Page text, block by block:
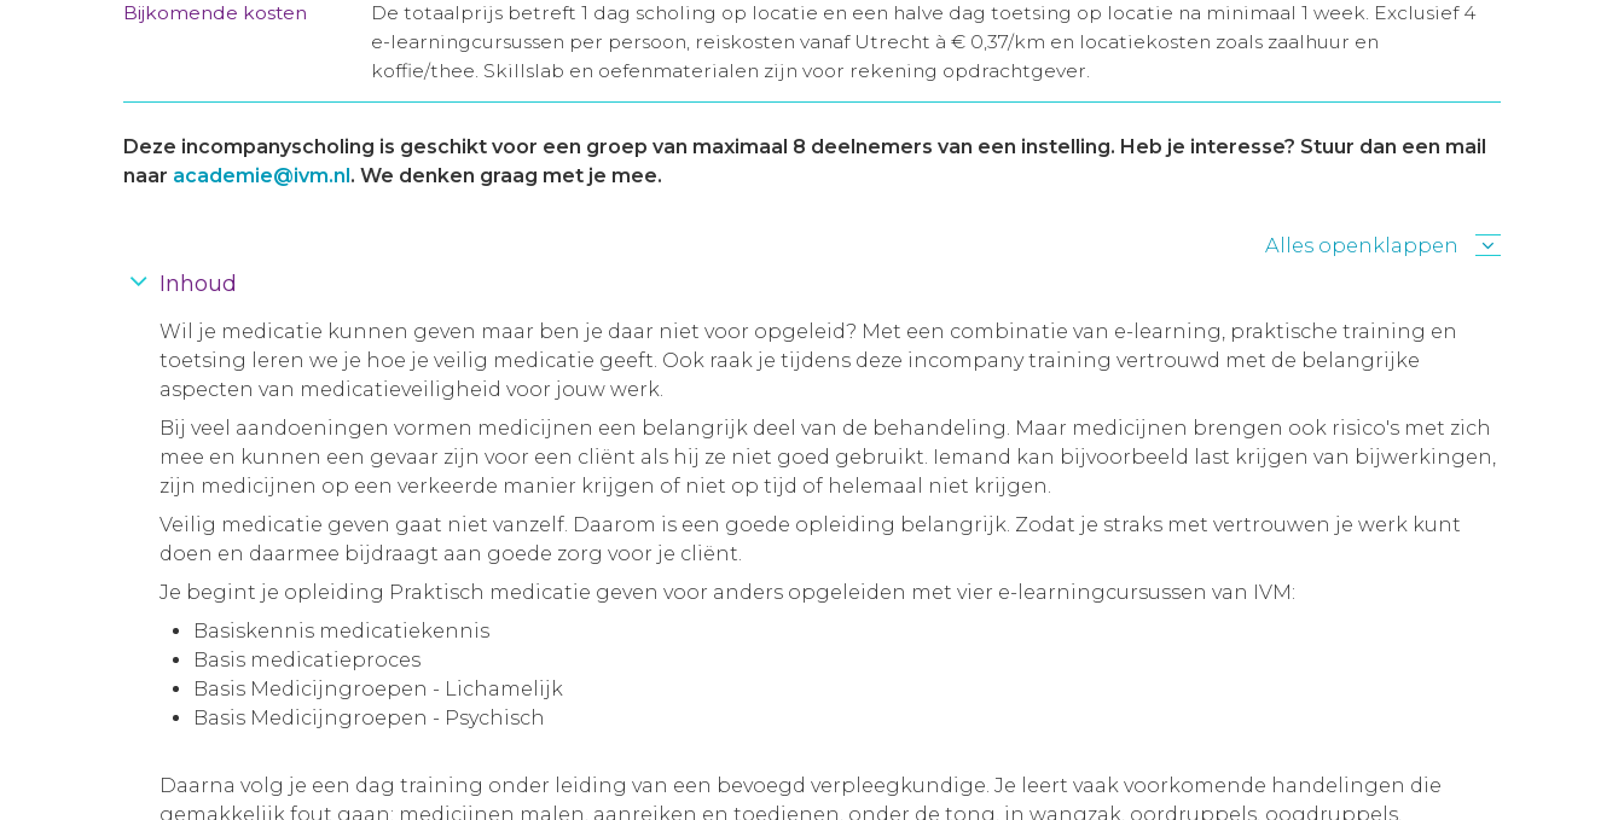
Bijkomende kosten
De totaalprijs betreft 1 dag scholing op locatie en een halve dag toetsing op locatie na minimaal 1 week. Exclusief 4
e-learningcursussen per persoon, reiskosten vanaf Utrecht à € 0,37/km en locatiekosten zoals zaalhuur en
koffie/thee. Skillslab en oefenmaterialen zijn voor rekening opdrachtgever.
Deze incompanyscholing is geschikt voor een groep van maximaal 8 deelnemers van een instelling. Heb je interesse? Stuur dan een mail
naar academie@ivm.nl. We denken graag met je mee.
Alles openklappen
Inhoud
Wil je medicatie kunnen geven maar ben je daar niet voor opgeleid? Met een combinatie van e-learning, praktische training en
toetsing leren we je hoe je veilig medicatie geeft. Ook raak je tijdens deze incompany training vertrouwd met de belangrijke
aspecten van medicatieveiligheid voor jouw werk.
Bij veel aandoeningen vormen medicijnen een belangrijk deel van de behandeling. Maar medicijnen brengen ook risico's met zich
mee en kunnen een gevaar zijn voor een cliënt als hij ze niet goed gebruikt. Iemand kan bijvoorbeeld last krijgen van bijwerkingen,
zijn medicijnen op een verkeerde manier krijgen of niet op tijd of helemaal niet krijgen.
Veilig medicatie geven gaat niet vanzelf. Daarom is een goede opleiding belangrijk. Zodat je straks met vertrouwen je werk kunt
doen en daarmee bijdraagt aan goede zorg voor je cliënt.
Je begint je opleiding Praktisch medicatie geven voor anders opgeleiden met vier e-learningcursussen van IVM:
Basiskennis medicatiekennis
Basis medicatieproces
Basis Medicijngroepen - Lichamelijk
Basis Medicijngroepen - Psychisch
Daarna volg je een dag training onder leiding van een bevoegd verpleegkundige. Je leert vaak voorkomende handelingen die
gemakkelijk fout gaan: medicijnen malen, aanreiken en toedienen, onder de tong, in wangzak, oordruppels, oogdruppels,